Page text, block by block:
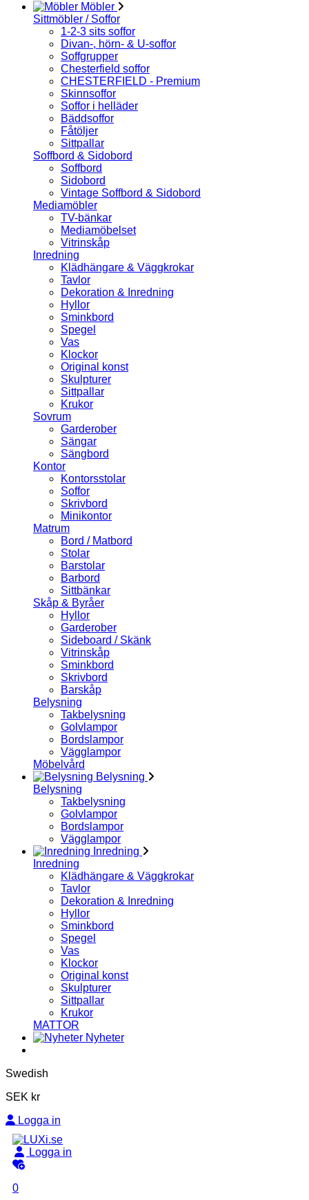
Möbler
Sittmöbler / Soffor
1-2-3 sits soffor
Divan-, hörn- & U-soffor
Soffgrupper
Chesterfield soffor
CHESTERFIELD - Premium
Skinnsoffor
Soffor i helläder
Bäddsoffor
Fåtöljer
Sittpallar
Soffbord & Sidobord
Soffbord
Sidobord
Vintage Soffbord & Sidobord
Mediamöbler
TV-bänkar
Mediamöbelset
Vitrinskåp
Inredning
Klädhängare & Väggkrokar
Tavlor
Dekoration & Inredning
Hyllor
Sminkbord
Spegel
Vas
Klockor
Original konst
Skulpturer
Sittpallar
Krukor
Sovrum
Garderober
Sängar
Sängbord
Kontor
Kontorsstolar
Soffor
Skrivbord
Minikontor
Matrum
Bord / Matbord
Stolar
Barstolar
Barbord
Sittbänkar
Skåp & Byråer
Hyllor
Garderober
Sideboard / Skänk
Vitrinskåp
Sminkbord
Skrivbord
Barskåp
Belysning
Takbelysning
Golvlampor
Bordslampor
Vägglampor
Möbelvård
Belysning
Belysning
Takbelysning
Golvlampor
Bordslampor
Vägglampor
Inredning
Inredning
Klädhängare & Väggkrokar
Tavlor
Dekoration & Inredning
Hyllor
Sminkbord
Spegel
Vas
Klockor
Original konst
Skulpturer
Sittpallar
Krukor
MATTOR
Nyheter
Swedish
SEK kr
Logga in
Logga in
0